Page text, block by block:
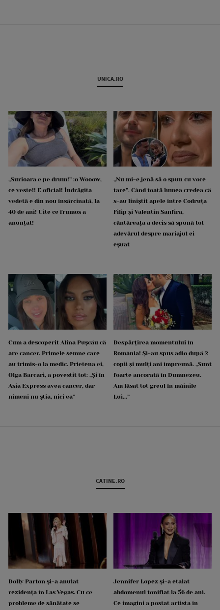
UNICA.RO
„Surioara e pe drum!” :o Wooow,
ce veste!! E oficial! Îndrăgita
vedetă e din nou însărcinată, la
40 de ani! Uite ce frumos a
anunțat!
„Nu mi-e jenă să o spun cu voce
tare”. Când toată lumea credea că
s-au liniștit apele între Codruța
Filip și Valentin Sanfira,
cântăreața a decis să spună tot
adevărul despre mariajul ei
eșuat
Cum a descoperit Alina Pușcău că
are cancer. Primele semne care
au trimis-o la medic. Prietena ei,
Olga Barcari, a povestit tot: „Și în
Asia Express avea cancer, dar
nimeni nu știa, nici ea”
Despărțirea momentului în
România! Și-au spus adio după 2
copii și mulți ani împreună. „Sunt
foarte ancorată în Dumnezeu.
Am lăsat tot greul în mâinile
Lui...”
CATINE.RO
Dolly Parton și-a anulat
rezidența în Las Vegas. Cu ce
probleme de sănătate se
Jennifer Lopez și-a etalat
abdomenul tonifiat la 56 de ani.
Ce imagini a postat artista în